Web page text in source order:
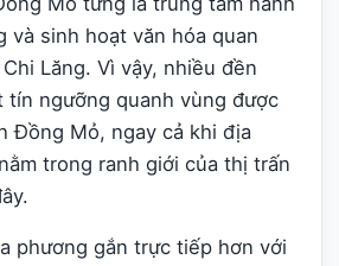
và sinh hoạt văn hóa quan
Lăng. Vì vậy, nhiều đền
tín ngưỡng quanh vùng được
Đồng Mỏ, ngay cả khi địa
trong ranh giới của thị trấn
phương gắn trực tiếp hơn với